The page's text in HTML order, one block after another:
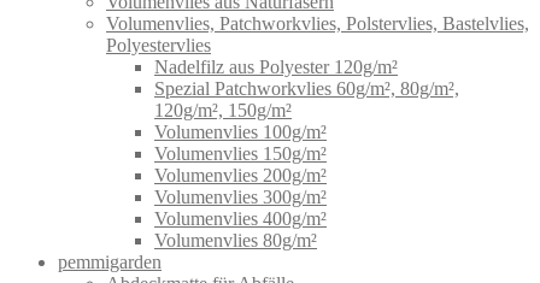
Volumenvlies, Patchworkvlies, Polstervlies, Bastelvlies,
Polyestervlies
Nadelfilz aus Polyester 120g/m²
Spezial Patchworkvlies 60g/m², 80g/m²,
120g/m², 150g/m²
Volumenvlies 100g/m²
Volumenvlies 150g/m²
Volumenvlies 200g/m²
Volumenvlies 300g/m²
Volumenvlies 400g/m²
Volumenvlies 80g/m²
pemmigarden